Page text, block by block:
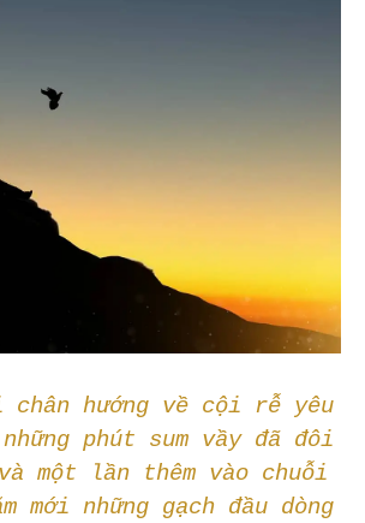
chân hướng về cội rễ yêu
phút sum vầy đã đôi
một lần thêm vào chuỗi
mới những gạch đầu dòng